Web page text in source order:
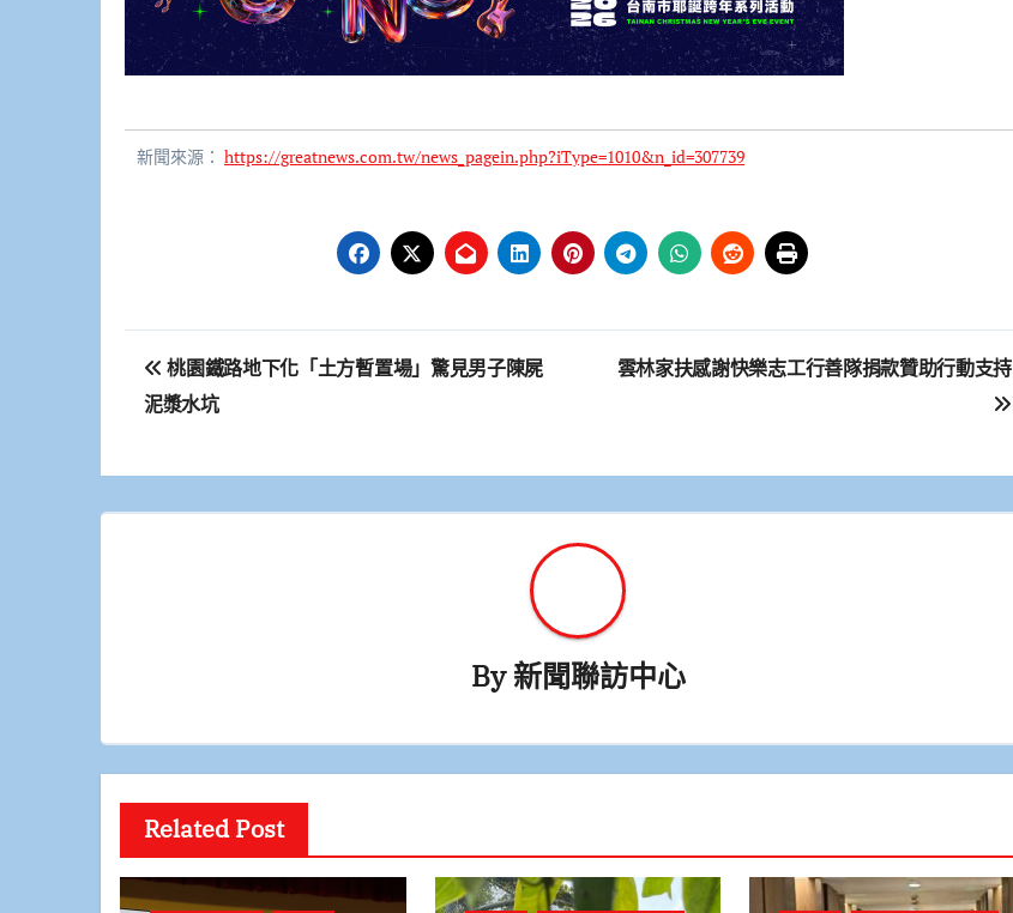
新聞來源： https://greatnews.com.tw/news_pagein.php?iType=1010&n_id=307739
文
章
覽
桃園鐵路地下化「土方暫置場」驚見男子陳屍
泥漿水坑
雲林家扶感謝快樂志工行善隊捐款贊助行動支持
By新聞聯訪中心
Related Post